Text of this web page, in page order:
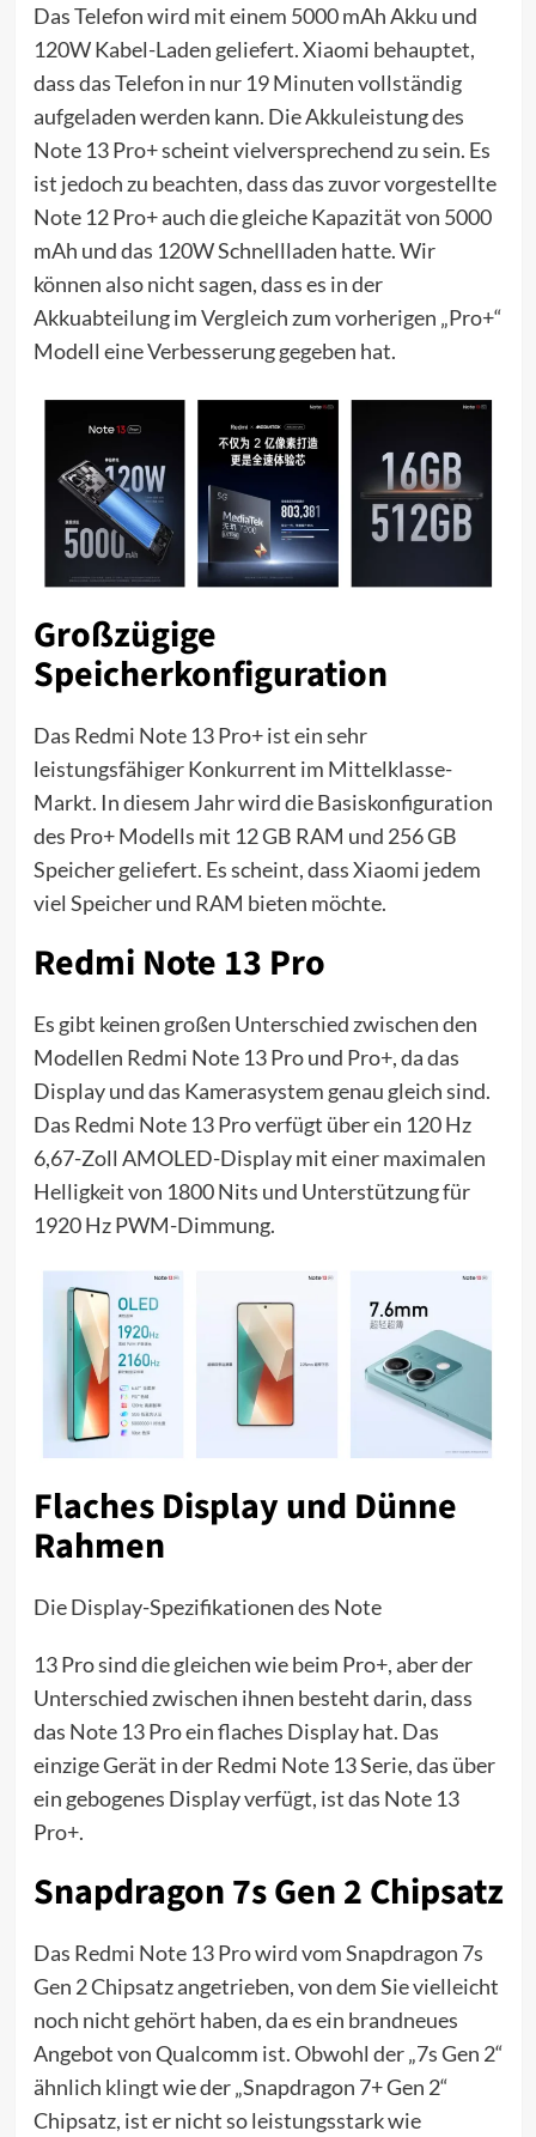
Das Telefon wird mit einem 5000 mAh Akku und
120W Kabel-Laden geliefert. Xiaomi behauptet,
dass das Telefon in nur 19 Minuten vollständig
aufgeladen werden kann. Die Akkuleistung des
Note 13 Pro+ scheint vielversprechend zu sein. Es
ist jedoch zu beachten, dass das zuvor vorgestellte
Note 12 Pro+ auch die gleiche Kapazität von 5000
mAh und das 120W Schnellladen hatte. Wir
können also nicht sagen, dass es in der
Akkuabteilung im Vergleich zum vorherigen „Pro+“
Modell eine Verbesserung gegeben hat.
Großzügige
Speicherkonfiguration
Das Redmi Note 13 Pro+ ist ein sehr
leistungsfähiger Konkurrent im Mittelklasse-
Markt. In diesem Jahr wird die Basiskonfiguration
des Pro+ Modells mit 12 GB RAM und 256 GB
Speicher geliefert. Es scheint, dass Xiaomi jedem
viel Speicher und RAM bieten möchte.
Redmi Note 13 Pro
Es gibt keinen großen Unterschied zwischen den
Modellen Redmi Note 13 Pro und Pro+, da das
Display und das Kamerasystem genau gleich sind.
Das Redmi Note 13 Pro verfügt über ein 120 Hz
6,67-Zoll AMOLED-Display mit einer maximalen
Helligkeit von 1800 Nits und Unterstützung für
1920 Hz PWM-Dimmung.
Flaches Display und Dünne
Rahmen
Die Display-Spezifikationen des Note
13 Pro sind die gleichen wie beim Pro+, aber der
Unterschied zwischen ihnen besteht darin, dass
das Note 13 Pro ein flaches Display hat. Das
einzige Gerät in der Redmi Note 13 Serie, das über
ein gebogenes Display verfügt, ist das Note 13
Pro+.
Snapdragon 7s Gen 2 Chipsatz
Das Redmi Note 13 Pro wird vom Snapdragon 7s
Gen 2 Chipsatz angetrieben, von dem Sie vielleicht
noch nicht gehört haben, da es ein brandneues
Angebot von Qualcomm ist. Obwohl der „7s Gen 2“
ähnlich klingt wie der „Snapdragon 7+ Gen 2“
Chipsatz, ist er nicht so leistungsstark wie